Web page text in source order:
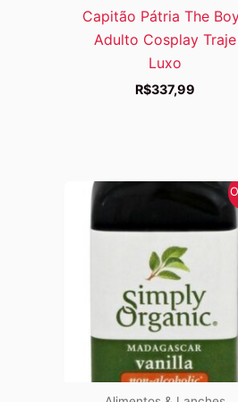
Capitão Pátria The
Adulto Cosplay Traje
Luxo
R$337,99